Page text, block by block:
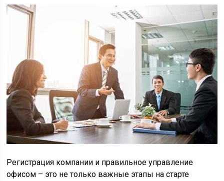
Регистрация компании и правильное управление
офисом – это не только важные этапы на старте